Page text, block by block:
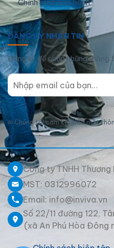
Chính sách bảo hành
ĐĂNG KÝ NHẬN TIN
Đăng ký để nhận những thông
✉ Chúng tôi cam kết bảo mật
Công ty TNHH Thương
MST: 0312996072
Email: info@inviva.vn
Số 22/11 đường 122,
(xã An Phú Hòa Đông